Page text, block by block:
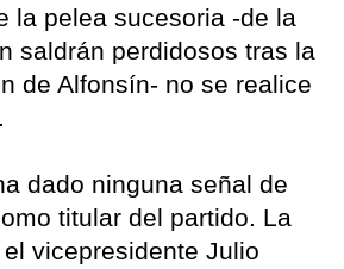
la pelea sucesoria -de la
saldrán perdidosos tras la
de Alfonsín- no se realice
dado ninguna señal de
titular del partido. La
vicepresidente Julio